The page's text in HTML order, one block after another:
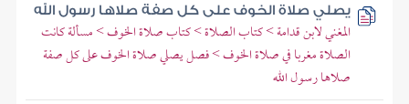
يصلي صلاة الخوف على كل صفة صلاها رسول الله
المغني لابن قدامة > كتاب الصلاة > كتاب صلاة الخوف > مسألة كانت
الصلاة مغربا في صلاة الخوف > فصل يصلي صلاة الخوف على كل صفة
صلاها رسول الله